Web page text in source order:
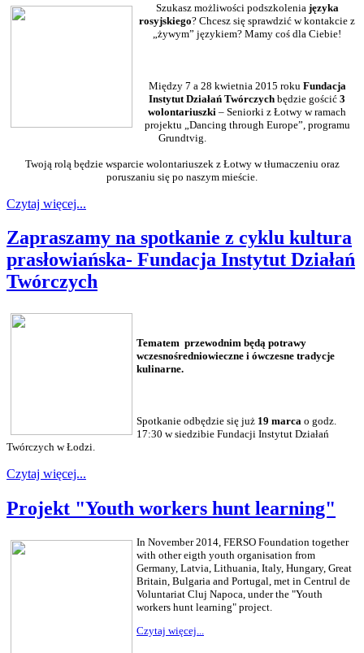
Szukasz możliwości podszkolenia języka
rosyjskiego? Chcesz się sprawdzić w kontakcie z
„żywym” językiem? Mamy coś dla Ciebie!
Między 7 a 28 kwietnia 2015 roku Fundacja
Instytut Działań Twórczych będzie gościć 3
wolontariuszki – Seniorki z Łotwy w ramach
projektu „Dancing through Europe”, programu
Grundtvig.
Twoją rolą będzie wsparcie wolontariuszek z Łotwy w tłumaczeniu oraz
poruszaniu się po naszym mieście.
Czytaj więcej...
Zapraszamy na spotkanie z cyklu kultura
prasłowiańska- Fundacja Instytut Działań
Twórczych
Tematem przewodnim będą potrawy
wczesnośredniowieczne i ówczesne tradycje
kulinarne.
Spotkanie odbędzie się już 19 marca o godz.
17:30 w siedzibie Fundacji Instytut Działań
Twórczych w Łodzi.
Czytaj więcej...
Projekt "Youth workers hunt learning"
In November 2014, FERSO Foundation together
with other eigth youth organisation from
Germany, Latvia, Lithuania, Italy, Hungary, Great
Britain, Bulgaria and Portugal, met in Centrul de
Voluntariat Cluj Napoca, under the "Youth
workers hunt learning" project.
Czytaj więcej...